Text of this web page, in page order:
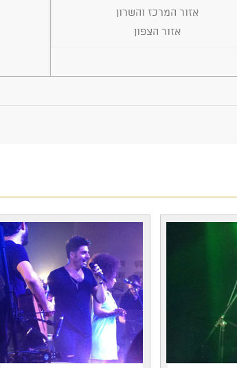
אזור המרכז והשרון
אזור הצפון